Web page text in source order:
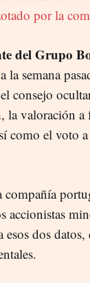
por la
del Grupo
la semana
consejo
la valoración a
como el voto
compañía
accionistas
dos datos,